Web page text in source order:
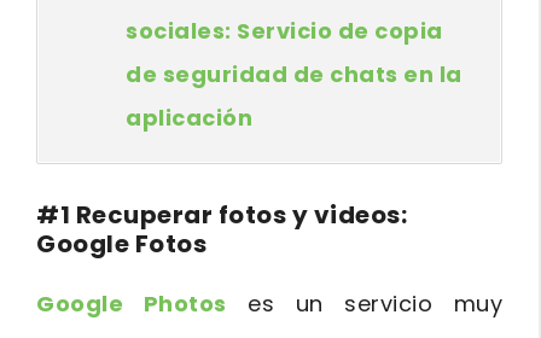
sociales: Servicio de copia
de seguridad de chats en la
aplicación
#1 Recuperar fotos y videos:
Google Fotos
Google Photos es un servicio muy